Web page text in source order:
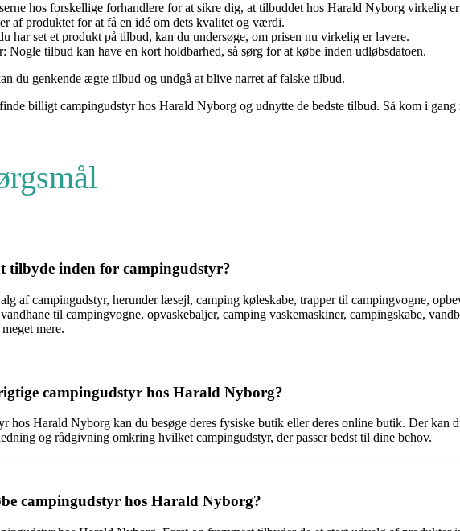
hos forskellige forhandlere for at sikre dig, at tilbuddet hos Harald Nyborg virkelig
af produktet for at få en idé om dets kvalitet og værdi.
har set et produkt på tilbud, kan du undersøge, om prisen nu virkelig er lavere.
tilbud kan have en kort holdbarhed, så sørg for at købe inden udløbsdatoen.
du genkende ægte tilbud og undgå at blive narret af falske tilbud.
billigt campingudstyr hos Harald Nyborg og udnytte de bedste tilbud. Så kom i
inden for campingudstyr?
af campingudstyr, herunder læsejl, camping køleskabe, trapper til campingvogne,
til campingvogne, opvaskebaljer, camping vaskemaskiner, campingskabe,
mere.
campingudstyr hos Harald Nyborg?
hos Harald Nyborg kan du besøge deres fysiske butik eller deres online butik. Der kan
og rådgivning omkring hvilket campingudstyr, der passer bedst til dine behov.
campingudstyr hos Harald Nyborg?